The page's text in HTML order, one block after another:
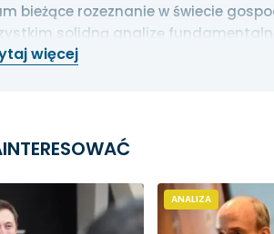
bieżące rozeznanie w świecie
solidną analizę
więcej
ANALIZA